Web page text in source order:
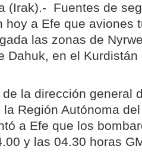
(Irak).- Fuentes de
hoy a Efe que aviones
las zonas de
Dahuk, en el
la dirección general
la Región Autónoma
a Efe que los
y las 04.30 horas